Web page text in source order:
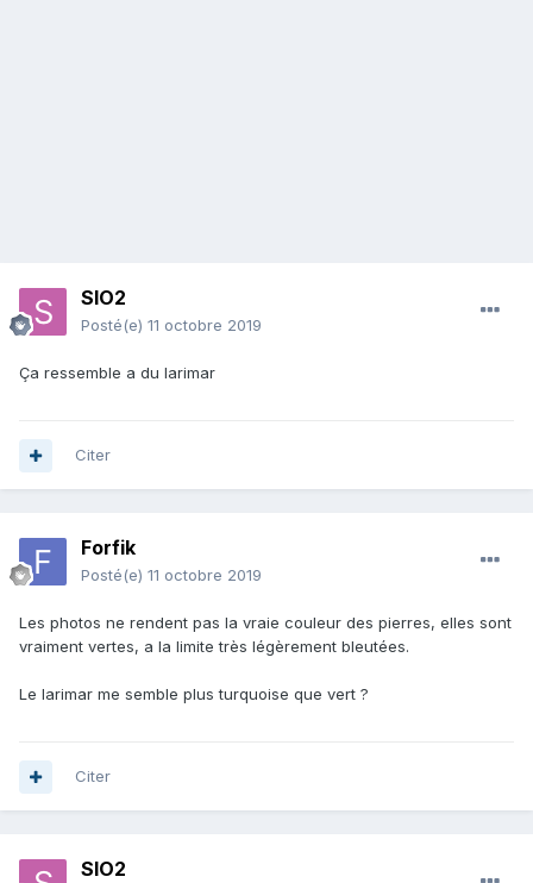
SIO2
Posté(e) 11 octobre 2019
Ça ressemble a du larimar
Citer
Forfik
Posté(e) 11 octobre 2019
Les photos ne rendent pas la vraie couleur des pierres, elles sont
vraiment vertes, a la limite très légèrement bleutées.
Le larimar me semble plus turquoise que vert ?
Citer
SIO2